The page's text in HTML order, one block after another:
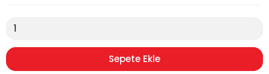
Sepete Ekle